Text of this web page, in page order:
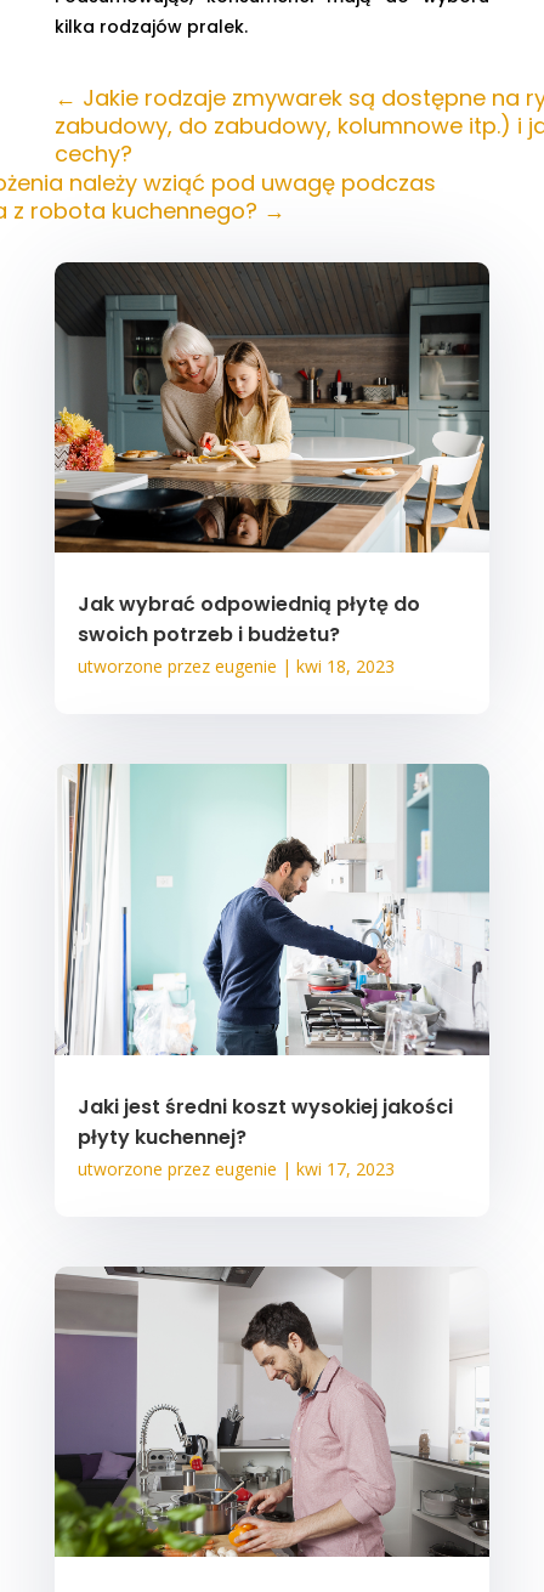
kilka rodzajów pralek.
← Jakie rodzaje zmywarek są dostępne na
zabudowy, do zabudowy, kolumnowe itp.) i
cechy?
należy wziąć pod uwagę podczas
z robota kuchennego? →
Jak wybrać odpowiednią płytę do
swoich potrzeb i budżetu?
utworzone przez eugenie | kwi 18, 2023
Jaki jest średni koszt wysokiej jakości
płyty kuchennej?
utworzone przez eugenie | kwi 17, 2023